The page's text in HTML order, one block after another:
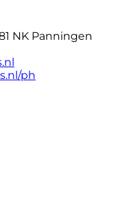
NK Panningen
ph